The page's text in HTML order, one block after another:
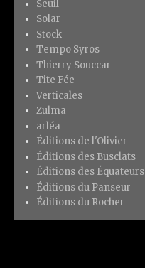
Seuil
Solar
Stock
Tempo Syros
Thierry Souccar
Tite Fée
Verticales
Zulma
arléa
Éditions de l'Olivier
Éditions des Busclats
Éditions des Équateurs
Éditions du Panseur
Éditions du Rocher